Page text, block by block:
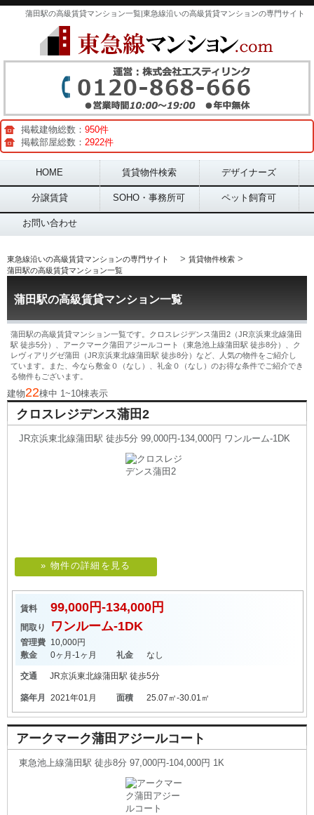
蒲田駅の高級賃貸マンション一覧|東急線沿いの高級賃貸マンションの専門サイト
掲載建物総数： 950件
掲載部屋総数： 2922件
Main menu
HOME 賃貸物件検索 デザイナーズ
分譲賃貸 SOHO・事務所可 ペット飼育可
お問い合わせ
東急線沿いの高級賃貸マンションの専門サイト > 賃貸物件検索 >
蒲田駅の高級賃貸マンション一覧
蒲田駅の高級賃貸マンション一覧
蒲田駅の高級賃貸マンション一覧です。クロスレジデンス蒲田2（JR京浜東北線蒲田
駅 徒歩5分）、アークマーク蒲田アジールコート（東急池上線蒲田駅 徒歩8分）、ク
レヴィアリグゼ蒲田（JR京浜東北線蒲田駅 徒歩8分）など、人気の物件をご紹介し
ています。また、今なら敷金０（なし）、礼金０（なし）のお得な条件でご紹介でき
る物件もございます。
建物22棟中 1~10棟表示
クロスレジデンス蒲田2
JR京浜東北線蒲田駅 徒歩5分 99,000円-134,000円 ワンルーム-1DK
» 物件の詳細を見る
賃料 99,000円-134,000円
間取り ワンルーム-1DK
管理費 10,000円
敷金
0ヶ月-1ヶ月 礼金 なし
交通 JR京浜東北線蒲田駅 徒歩5分
築年月 2021年01月 面積 25.07㎡-30.01㎡
アークマーク蒲田アジールコート
東急池上線蒲田駅 徒歩8分 97,000円-104,000円 1K